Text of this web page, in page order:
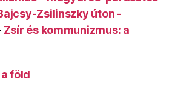
Zsilinszky úton -
Zsír és kommunizmus: a
föld